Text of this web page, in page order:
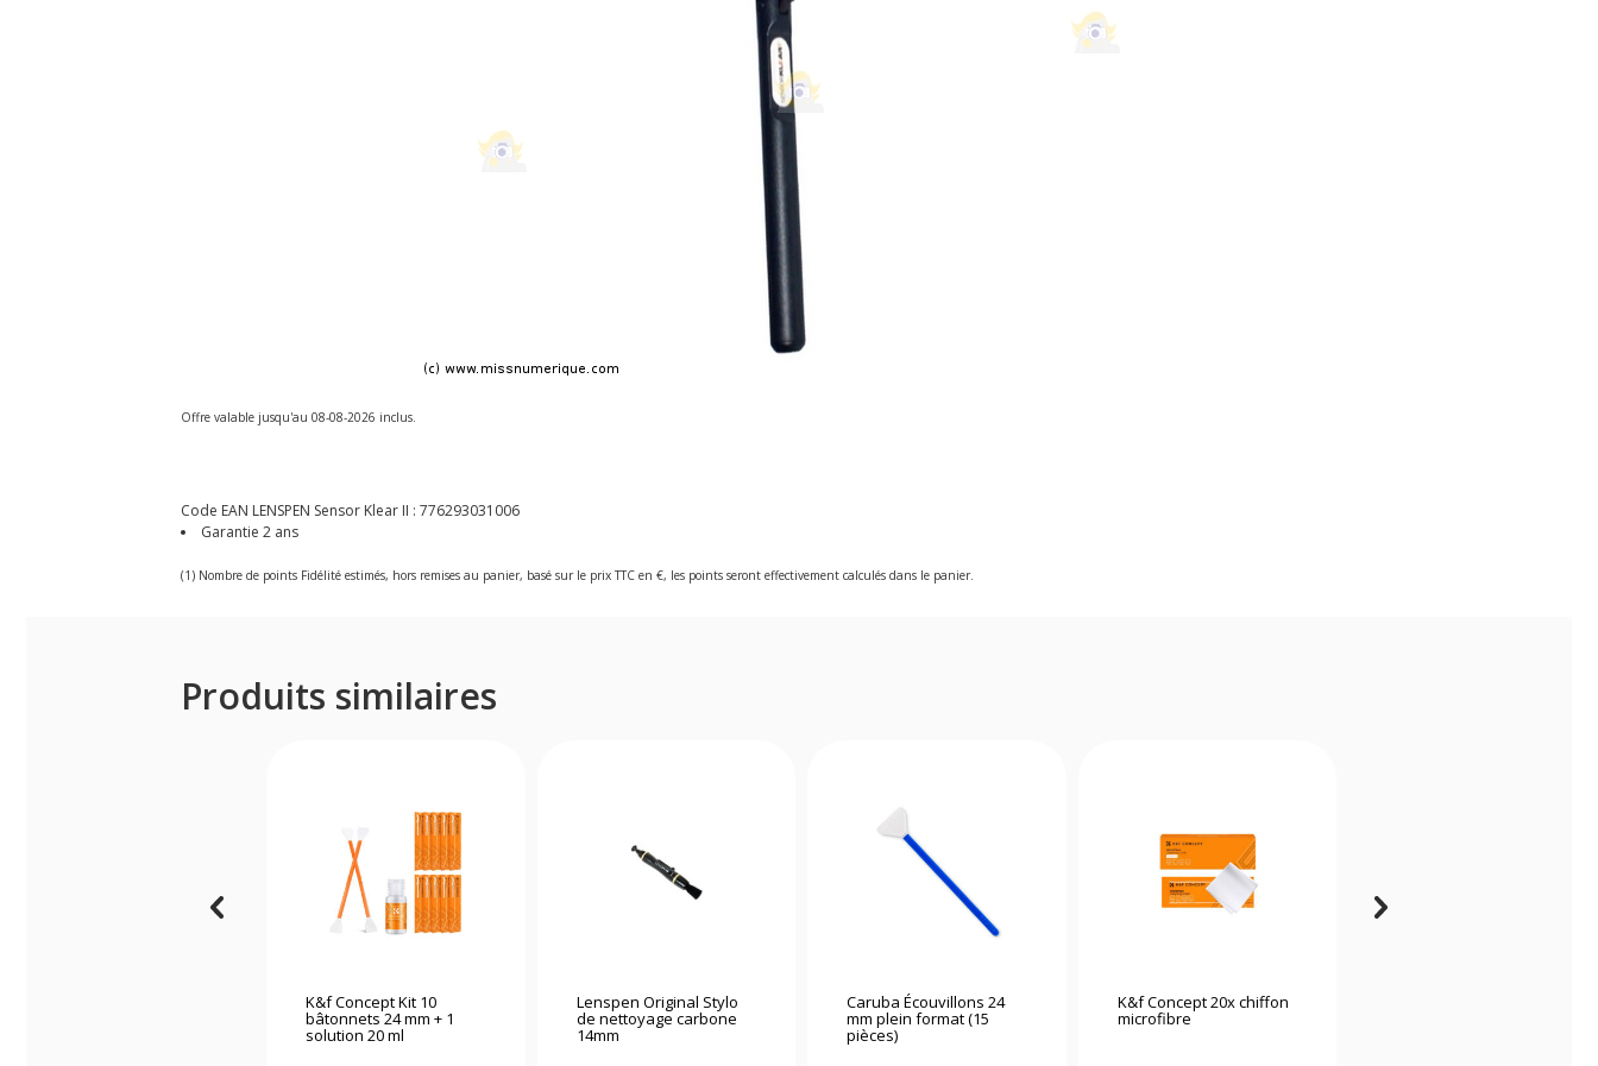
Offre valable jusqu'au 08-08-2026 inclus.
Code EAN LENSPEN Sensor Klear II : 776293031006
Garantie 2 ans
(1) Nombre de points Fidélité estimés, hors remises au panier, basé sur le prix TTC en €, les points seront effectivement calculés dans le panier.
Produits similaires
K&f Concept Kit 10
bâtonnets 24 mm + 1
solution 20 ml
Lenspen Original Stylo
de nettoyage carbone
14mm
Caruba Écouvillons 24
mm plein format (15
pièces)
K&f Concept 20x chiffon
microfibre